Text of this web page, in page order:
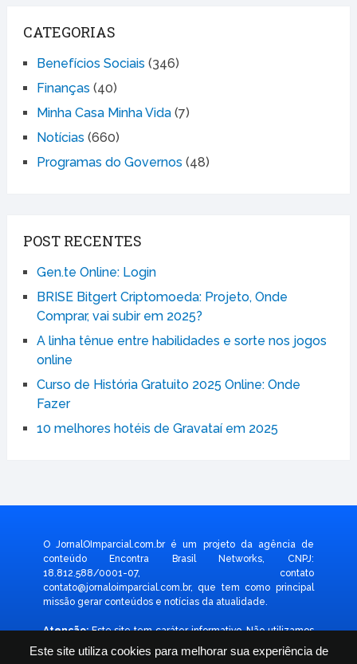
Este site utiliza cookies para melhorar sua experiência de
CATEGORIAS
Benefícios Sociais (346)
Finanças (40)
Minha Casa Minha Vida(7)
Notícias (660)
Programas do Governos (48)
POST RECENTES
Gen.te Online: Login
BRISE Bitgert Criptomoeda: Projeto, Onde
Comprar, vai subir em 2025?
A linha tênue entre habilidades e sorte nos jogos
online
Curso de História Gratuito 2025 Online: Onde
Fazer
10 melhores hotéis de Gravataí em 2025
O JornalOImparcial.com.br é um projeto da agência de
conteúdo Encontra Brasil Networks, CNPJ:
18.812.588/0001-07, contato
contato@jornaloimparcial.com.br, que tem como principal
missão gerar conteúdos e notícias da atualidade.
Atenção:Este site tem caráter informativo. Não utilizamos
formulário para coletar dado pessoal. Não representamos e
não temos relação com nenhuma empresa ou programa